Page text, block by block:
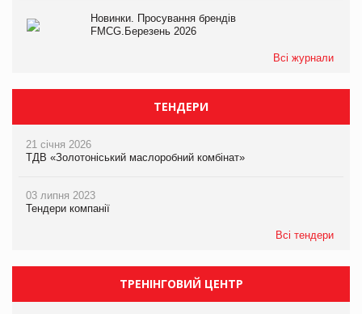
Новинки. Просування брендів
FMCG.Березень 2026
Всі журнали
ТЕНДЕРИ
21 січня 2026
ТДВ «Золотоніський маслоробний комбінат»
03 липня 2023
Тендери компанії
Всі тендери
ТРЕНІНГОВИЙ ЦЕНТР